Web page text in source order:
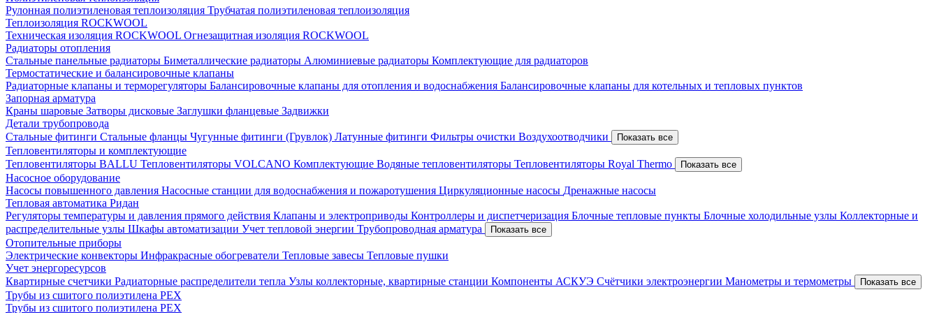
Рулонная полиэтиленовая теплоизоляция Трубчатая полиэтиленовая теплоизоляция
Теплоизоляция ROCKWOOL
Техническая изоляция ROCKWOOL Огнезащитная изоляция ROCKWOOL
Радиаторы отопления
Стальные панельные радиаторы Биметаллические радиаторы Алюминиевые радиаторы Комплектующие для радиаторов
Термостатические и балансировочные клапаны
Радиаторные клапаны и терморегуляторы Балансировочные клапаны для отопления и водоснабжения Балансировочные клапаны для котельных и тепловых пунктов
Запорная арматура
Краны шаровые Затворы дисковые Заглушки фланцевые Задвижки
Детали трубопровода
Стальные фитинги Стальные фланцы Чугунные фитинги (Грувлок) Латунные фитинги Фильтры очистки Воздухоотводчики Показать все
Тепловентиляторы и комплектующие
Тепловентиляторы BALLU Тепловентиляторы VOLCANO Комплектующие Водяные тепловентиляторы Тепловентиляторы Royal Thermo Показать все
Насосное оборудование
Насосы повышенного давления Насосные станции для водоснабжения и пожаротушения Циркуляционные насосы Дренажные насосы
Тепловая автоматика Ридан
Регуляторы температуры и давления прямого действия Клапаны и электроприводы Контроллеры и диспетчеризация Блочные тепловые пункты Блочные холодильные узлы Коллекторные и
распределительные узлы Шкафы автоматизации Учет тепловой энергии Трубопроводная арматура Показать все
Отопительные приборы
Электрические конвекторы Инфракрасные обогреватели Тепловые завесы Тепловые пушки
Учет энергоресурсов
Квартирные счетчики Радиаторные распределители тепла Узлы коллекторные, квартирные станции Компоненты АСКУЭ Счётчики электроэнергии Манометры и термометры Показать все
Трубы из сшитого полиэтилена PEX
Трубы из сшитого полиэтилена PEX